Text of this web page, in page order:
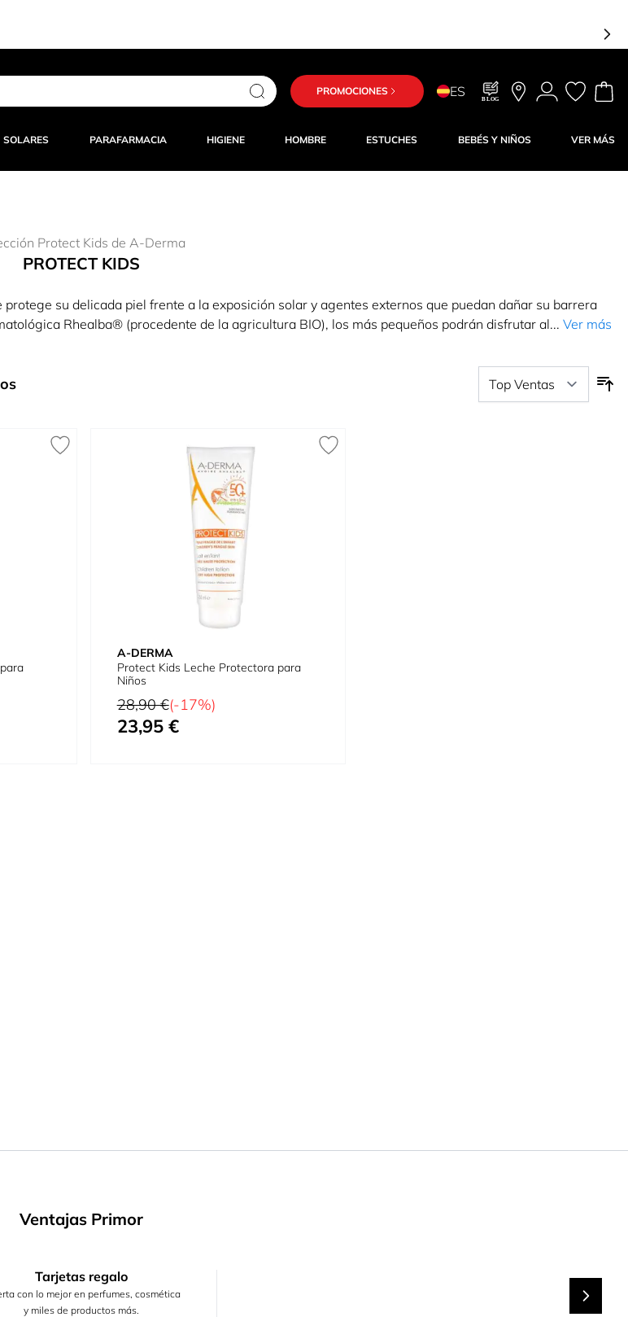
PROMOCIONES ES BLOG
SOLARES PARAFARMACIA HIGIENE HOMBRE ESTUCHES BEBÉS Y NIÑOS VER MÁS
Protect Kids de A-Derma
PROTECT KIDS
su delicada piel frente a la exposición solar y agentes externos que puedan dañar su barrera
Rhealba® (procedente de la agricultura BIO), los más pequeños podrán disfrutar al... Ver más
A-DERMA
Protect Kids Leche Protectora para
Niños
Precio habitual
28,90 €(-17%)
Precio especial
23,95 €
Ventajas Primor
Tarjetas regalo
con lo mejor en perfumes, cosmética
y miles de productos más.